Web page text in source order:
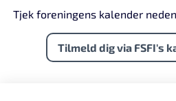
Tjek foreningens kalender
Tilmeld dig via FSFI's